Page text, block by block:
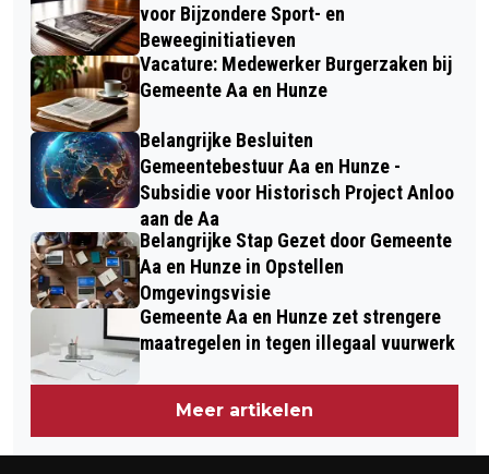
voor Bijzondere Sport- en
Beweeginitiatieven
Vacature: Medewerker Burgerzaken bij
Gemeente Aa en Hunze
Belangrijke Besluiten
Gemeentebestuur Aa en Hunze -
Subsidie voor Historisch Project Anloo
aan de Aa
Belangrijke Stap Gezet door Gemeente
Aa en Hunze in Opstellen
Omgevingsvisie
Gemeente Aa en Hunze zet strengere
maatregelen in tegen illegaal vuurwerk
Meer artikelen